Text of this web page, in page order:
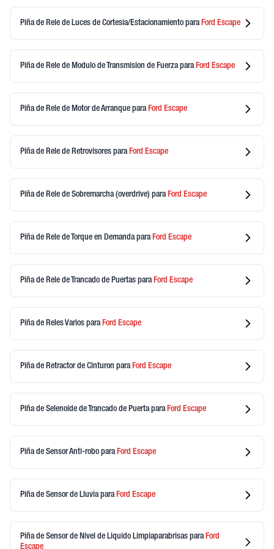
Piña de Rele de Luces de Cortesia/Estacionamiento para Ford Escape
Piña de Rele de Modulo de Transmision de Fuerzapara Ford Escape
Piña de Rele de Motor de Arranque para Ford Escape
Piña de Rele de Retrovisores para Ford Escape
Piña de Rele de Sobremarcha (overdrive) para Ford Escape
Piña de Rele de Torque en Demandapara Ford Escape
Piña de Rele de Trancado de Puertas para Ford Escape
Piña de Reles Varios para Ford Escape
Piña de Retractor de Cinturon para Ford Escape
Piña de Selenoide de Trancado de Puertapara Ford Escape
Piña de Sensor Anti-robo para Ford Escape
Piña de Sensor de Lluviapara Ford Escape
Piña de Sensor de Nivel de Liquido Limpiaparabrisas paraFord
Escape